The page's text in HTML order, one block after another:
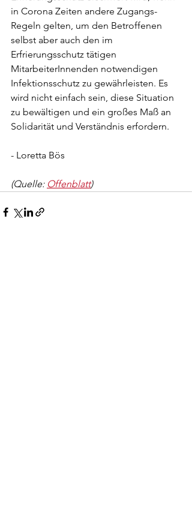
in Corona Zeiten andere Zugangs-
Regeln gelten, um den Betroffenen
selbst aber auch den im
Erfrierungsschutz tätigen
MitarbeiterInnenden notwendigen
Infektionsschutz zu gewährleisten. Es
wird nicht einfach sein, diese Situation
zu bewältigen und ein großes Maß an
Solidarität und Verständnis erfordern.
- Loretta Bös
(Quelle: Offenblatt)